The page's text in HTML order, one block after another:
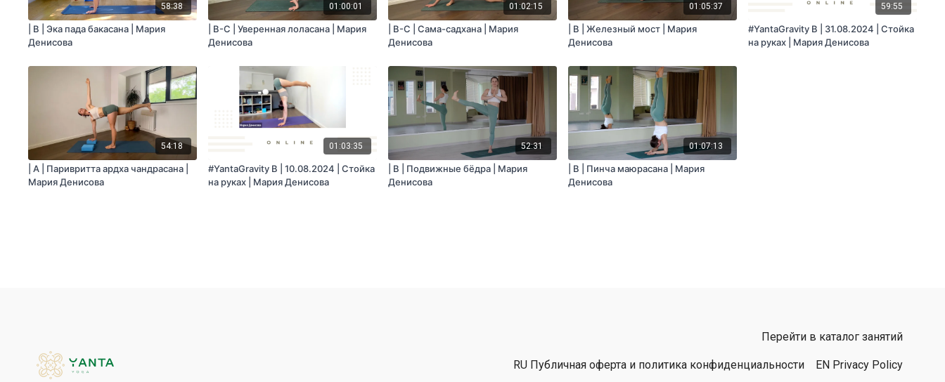
58:38
| B | Эка пада бакасана | Мария
Денисова
01:00:01
| B-С | Уверенная лоласана | Мария
Денисова
01:02:15
| B-С | Сама-садхана | Мария
Денисова
01:05:37
| B | Железный мост | Мария
Денисова
59:55
#YantaGravity B | 31.08.2024 | Стойка
на руках | Мария Денисова
54:18
| A | Паривритта ардха чандрасана |
Мария Денисова
01:03:35
#YantaGravity B | 10.08.2024 | Стойка
на руках | Мария Денисова
52:31
| B | Подвижные бёдра | Мария
Денисова
01:07:13
| B | Пинча маюрасана | Мария
Денисова
Перейти в каталог занятий
RU Публичная оферта и политика конфиденциальности EN Privacy Policy